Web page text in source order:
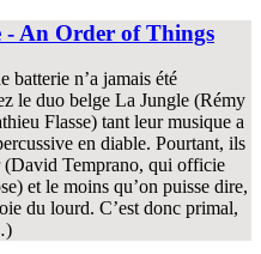
- An Order of Things
batterie n’a jamais été
le duo belge La Jungle (Rémy
Flasse) tant leur musique a
en diable. Pourtant, ils
(David Temprano, qui officie
et le moins qu’on puisse dire,
du lourd. C’est donc primal,